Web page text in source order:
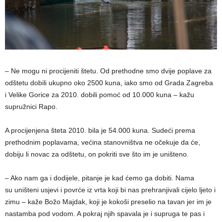
– Ne mogu ni procijeniti štetu. Od prethodne smo dvije poplave za
odštetu dobili ukupno oko 2500 kuna, iako smo od Grada Zagreba
i Velike Gorice za 2010. dobili pomoć od 10.000 kuna – kažu
supružnici Rapo.
A procijenjena šteta 2010. bila je 54.000 kuna. Sudeći prema
prethodnim poplavama, većina stanovništva ne očekuje da će,
dobiju li novac za odštetu, on pokriti sve što im je uništeno.
– Ako nam ga i dodijele, pitanje je kad ćemo ga dobiti. Nama
su uništeni usjevi i povrće iz vrta koji bi nas prehranjivali cijelo ljeto i
zimu – kaže Božo Majdak, koji je kokoši preselio na tavan jer im je
nastamba pod vodom. A pokraj njih spavala je i supruga te pas i